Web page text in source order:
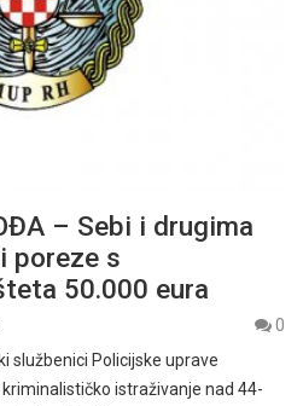
– Sebi i drugima
poreze s
50.000 eura
0
službenici Policijske uprave
istraživanje nad 44-